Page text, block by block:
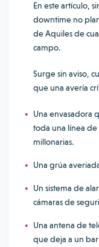
En este artículo,
downtime no
de Aquiles de
campo.
Surge sin aviso,
que una avería
Una envasadora
toda una línea
millonarias.
Una grúa
Un sistema de
cámaras de
Una antena de
que deja a un